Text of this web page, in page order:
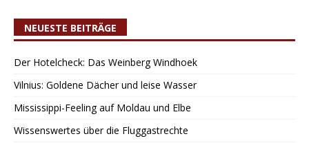
NEUESTE BEITRÄGE
Der Hotelcheck: Das Weinberg Windhoek
Vilnius: Goldene Dächer und leise Wasser
Mississippi-Feeling auf Moldau und Elbe
Wissenswertes über die Fluggastrechte